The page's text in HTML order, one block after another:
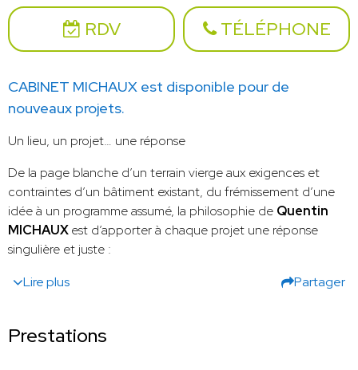
RDV TÉLÉPHONE
CABINET MICHAUX est disponible pour de
nouveaux projets.
Un lieu, un projet… une réponse
De la page blanche d’un terrain vierge aux exigences et
contraintes d’un bâtiment existant, du frémissement d’une
idée à un programme assumé, la philosophie de Quentin
MICHAUXest d’apporter à chaque projet une réponse
singulière et juste :
Lire plus
Partager
Prestations